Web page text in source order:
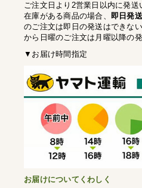
ご注文日より2営業日以内に発
在庫がある商品の場合、 即日発送
のご注文は即日の発送はできな
から日曜のご注文は月曜以降の
▼お届け時間指定
お届けについてくわしく